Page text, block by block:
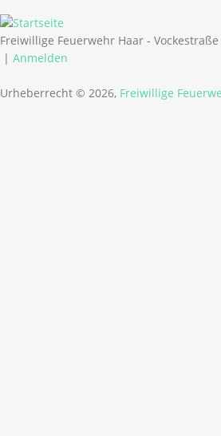
Freiwillige Feuerwehr Haar -
| Anmelden
Urheberrecht © 2026, Freiwillige